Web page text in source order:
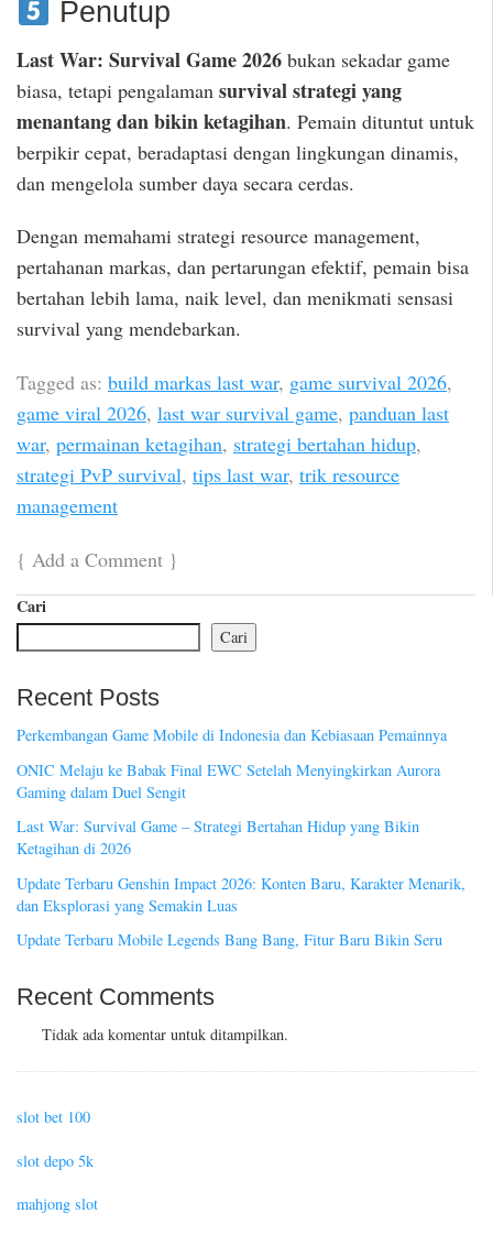
Penutup
Last War: Survival Game 2026 bukan sekadar game
biasa, tetapi pengalaman survival strategi yang
menantang dan bikin ketagihan. Pemain dituntut untuk
berpikir cepat, beradaptasi dengan lingkungan dinamis,
dan mengelola sumber daya secara cerdas.
Dengan memahami strategi resource management,
pertahanan markas, dan pertarungan efektif, pemain bisa
bertahan lebih lama, naik level, dan menikmati sensasi
survival yang mendebarkan.
Tagged as: build markas last war, game survival 2026,
game viral 2026, last war survival game, panduan last
war, permainan ketagihan, strategi bertahan hidup,
strategi PvP survival, tips last war, trik resource
management
{ Add a Comment }
Cari
Cari
Recent Posts
Perkembangan Game Mobile di Indonesia dan Kebiasaan Pemainnya
ONIC Melaju ke Babak Final EWC Setelah Menyingkirkan Aurora
Gaming dalam Duel Sengit
Last War: Survival Game – Strategi Bertahan Hidup yang Bikin
Ketagihan di 2026
Update Terbaru Genshin Impact 2026: Konten Baru, Karakter Menarik,
dan Eksplorasi yang Semakin Luas
Update Terbaru Mobile Legends Bang Bang, Fitur Baru Bikin Seru
Recent Comments
Tidak ada komentar untuk ditampilkan.
slot bet 100
slot depo 5k
mahjong slot